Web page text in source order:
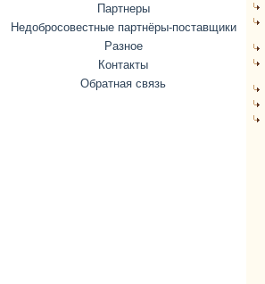
Партнеры
Недобросовестные партнёры-поставщики
Разное
Контакты
Обратная связь